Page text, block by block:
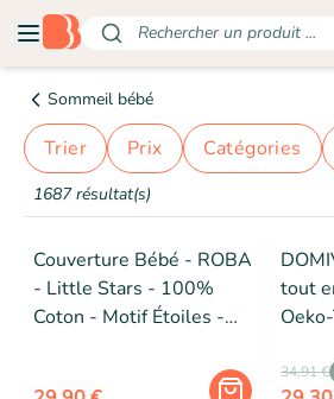
Rechercher un produit ...
Sommeil bébé
Trier prix catégories
1687 résultat(s)
Couverture Bébé - ROBA
- Little Stars - 100%
Coton - Motif Étoiles -
tout
34,91 €